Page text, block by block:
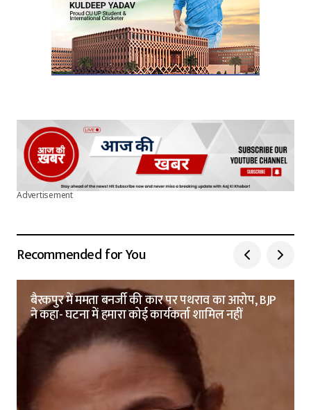
Advertisement
Recommended for You
बैरकपुर में ममता बनर्जी की कार पर पथराव का आरोप, BJP
ने कहा- घटना में हमारा कोई कार्यकर्ता शामिल नहीं